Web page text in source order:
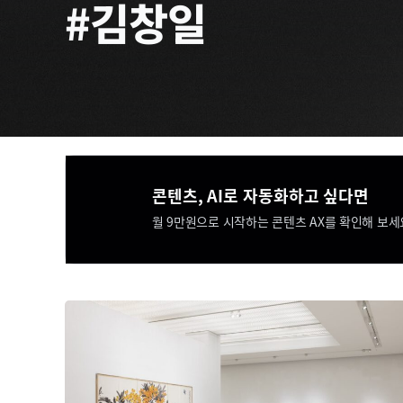
#김창일
콘텐츠, AI로 자동화하고 싶다면​​
월 9만원으로 시작하는 콘텐츠 AX를 확인해 보